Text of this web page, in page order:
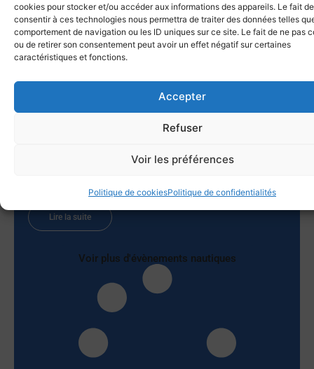
cookies pour stocker et/ou accéder aux informations des appareils. Le fait de
consentir à ces technologies nous permettra de traiter des données telles
comportement de navigation ou les ID uniques sur ce site. Le fait de ne pas
ou de retirer son consentement peut avoir un effet négatif sur certaines
caractéristiques et fonctions.
Accepter
Refuser
Voir les préférences
Politique de cookiesPolitique de confidentialités
Le Lupin gagne la Giraglia 2026 !
25 juin 2026
de petit temps nombre de voiliers pouvaient prétendre au
titre. Nous prenons un excellent départ dans 6 knts de vent
et prenons la tête de la flotte. Une option routage délicate
le choix il faut prendre des risques. La flotte part à droite on
régleurs font des merveilles et nous voilà à
Lire la suite
Voir plus d'évènements nautiques